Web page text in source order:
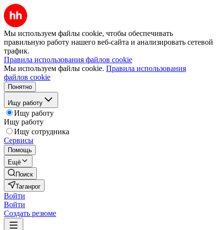
Мы используем файлы cookie, чтобы обеспечивать
правильную работу нашего веб-сайта и анализировать сетевой
трафик.
Правила использования файлов cookie
Мы используем файлы cookie. Правила использования
файлов cookie
Понятно
Ищу работу
Ищу работу
Ищу работу
Ищу сотрудника
Сервисы
Помощь
Ещё
Поиск
Таганрог
Войти
Войти
Создать резюме